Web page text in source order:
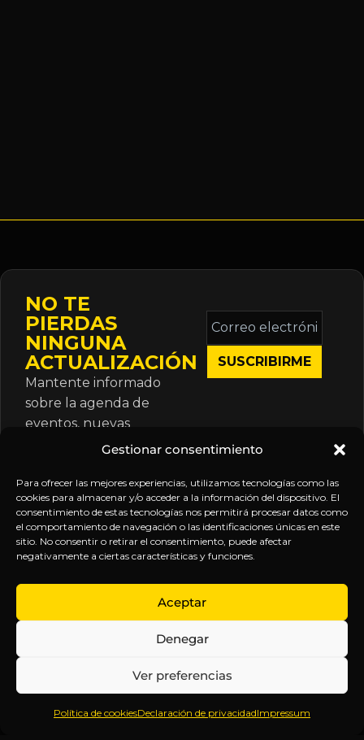
Gestionar consentimiento
Para ofrecer las mejores experiencias, utilizamos tecnologías como las
cookies para almacenar y/o acceder a la información del dispositivo. El
consentimiento de estas tecnologías nos permitirá procesar datos como
el comportamiento de navegación o las identificaciones únicas en este
sitio. No consentir o retirar el consentimiento, puede afectar
negativamente a ciertas características y funciones.
Aceptar
Denegar
Ver preferencias
Política de cookiesDeclaración de privacidadImpressum
NO TE
PIERDAS
NINGUNA
ACTUALIZACIÓN
Mantente informado
sobre la agenda de
eventos, nuevas
publicaciones y
suscripción.
Correo
electrónico
*
Inteligencia
Anticipándonos
EXPLORA
Inicio
Sobre
Contenido
Webinars
LEGAL
Política
de
Términos y
Aviso
SÍGUENOS